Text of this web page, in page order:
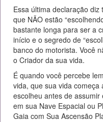
Essa última declaração
que NÃO estão
bastante longa para ser a
início e o segredo de
banco do motorista. Você
o Criador da sua vida.
É quando você percebe
vida, que sua vida
escolheu antes de
em sua Nave Espacial ou
Gaia com Sua Ascensão